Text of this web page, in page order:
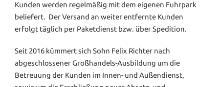
Kunden werden regelmäßig mit dem eigenen Fuhrpark
beliefert. Der Versand an weiter entfernte Kunden
erfolgt täglich per Paketdienst bzw. über Spedition.
Seit 2016 kümmert sich Sohn Felix Richter nach
abgeschlossener Großhandels-Ausbildung um die
Betreuung der Kunden im Innen- und Außendienst,